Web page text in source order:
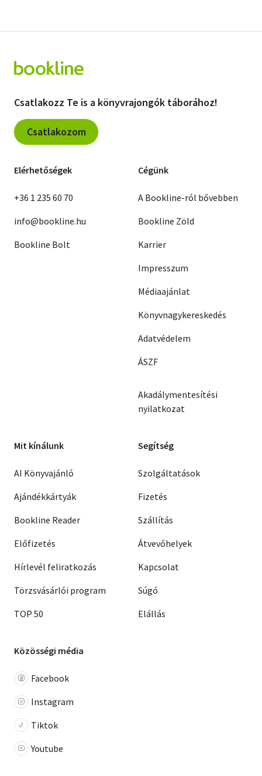
Csatlakozz Te is a könyvrajongók táborához!
Csatlakozom
Elérhetőségek
+36 1 235 60 70
info@bookline.hu
Bookline Bolt
Cégünk
A Bookline-ról bővebben
Bookline Zöld
Karrier
Impresszum
Médiaajánlat
Könyvnagykereskedés
Adatvédelem
ÁSZF
Akadálymentesítési
nyilatkozat
Mit kínálunk
AI Könyvajánló
Ajándékkártyák
Bookline Reader
Előfizetés
Hírlevél feliratkozás
Törzsvásárlói program
TOP 50
Segítség
Szolgáltatások
Fizetés
Szállítás
Átvevőhelyek
Kapcsolat
Súgó
Elállás
Közösségi média
Facebook
Instagram
Tiktok
Youtube